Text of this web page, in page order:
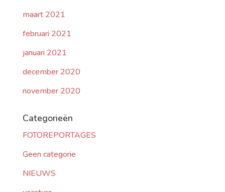
maart 2021
februari 2021
januari 2021
december 2020
november 2020
Categorieën
FOTOREPORTAGES
Geen categorie
NIEUWS